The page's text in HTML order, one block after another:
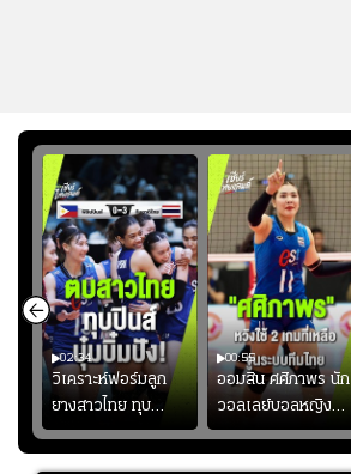
02:34
วิเคราะห์ฟอร์มลูก
ยางสาวไทย ทุบ
ฟิลิปปินส์ 3-0! "บุ๋ม
บิ๋ม" คืนสนามสุดปัง
00:55
ออมสิน ศศิภาพร นัก
วอลเลย์บอลหญิงทีม
ชาติไทย หวังใช้ 2
เกมที่เหลือ ปรับจู